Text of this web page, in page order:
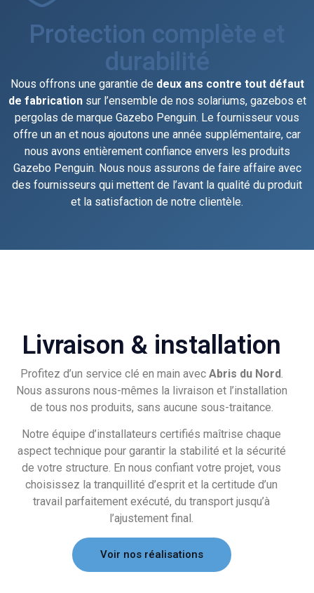
Protection complète et
durabilité
Nous offrons une garantie de deux ans contre tout défaut
de fabricationsur l’ensemble de nos solariums, gazebos et
pergolas de marque Gazebo Penguin. Le fournisseur vous
offre un an et nous ajoutons une année supplémentaire, car
nous avons entièrement confiance envers les produits
Gazebo Penguin. Nous nous assurons de faire affaire avec
des fournisseurs qui mettent de l’avant la qualité du produit
et la satisfaction de notre clientèle.
Livraison & installation
Profitez d’un service clé en main avec Abris du Nord.
Nous assurons nous-mêmes la livraison et l’installation
de tous nos produits, sans aucune sous-traitance.
Notre équipe d’installateurs certifiés maîtrise chaque
aspect technique pour garantir la stabilité et la sécurité
de votre structure. En nous confiant votre projet, vous
choisissez la tranquillité d’esprit et la certitude d’un
travail parfaitement exécuté, du transport jusqu’à
l’ajustement final.
Voir nos réalisations